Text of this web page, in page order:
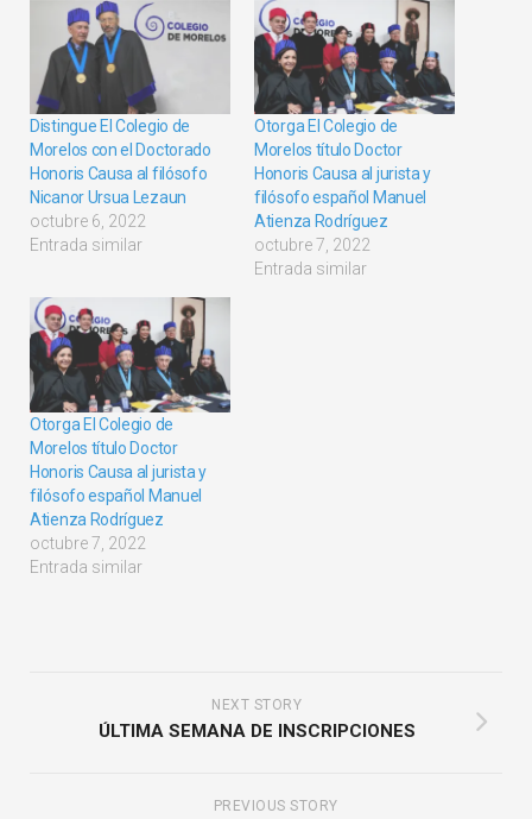
Distingue El Colegio de
Morelos con el Doctorado
Honoris Causa al filósofo
Nicanor Ursua Lezaun
octubre 6, 2022
Entrada similar
Otorga El Colegio de
Morelos título Doctor
Honoris Causa al jurista y
filósofo español Manuel
Atienza Rodríguez
octubre 7, 2022
Entrada similar
Otorga El Colegio de
Morelos título Doctor
Honoris Causa al jurista y
filósofo español Manuel
Atienza Rodríguez
octubre 7, 2022
Entrada similar
NEXT STORY
ÚLTIMA SEMANA DE INSCRIPCIONES
PREVIOUS STORY